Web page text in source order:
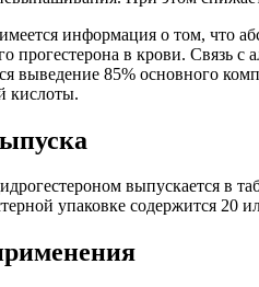
информация о том, что
прогестерона в крови. Связь
выведение 85% основного
кислоты.
выпускается в
упаковке содержится 20